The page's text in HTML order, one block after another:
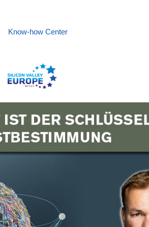
Know-how Center